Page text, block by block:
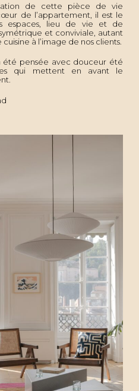
de cette pièce de vie
de l’appartement, il est le
espaces, lieu de vie et de
et conviviale, autant
à l’image de nos clients.
été pensée avec douceur été
qui mettent en avant le